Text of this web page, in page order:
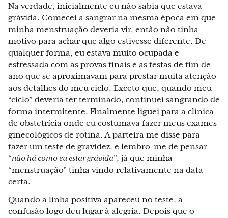
Na verdade, inicialmente eu não sabia que estava
grávida. Comecei a sangrar na mesma época em que
minha menstruação deveria vir, então não tinha
motivo para achar que algo estivesse diferente. De
qualquer forma, eu estava muito ocupada e
estressada com as provas finais e as festas de fim de
ano que se aproximavam para prestar muita atenção
aos detalhes do meu ciclo. Exceto que, quando meu
“ciclo” deveria ter terminado, continuei sangrando de
forma intermitente. Finalmente liguei para a clínica
de obstetrícia onde eu costumava fazer meus exames
ginecológicos de rotina. A parteira me disse para
fazer um teste de gravidez, e lembro-me de pensar
“não há como eu estar grávida”, já que minha
“menstruação” tinha vindo relativamente na data
certa.
Quando a linha positiva apareceu no teste, a
confusão logo deu lugar à alegria. Depois que o